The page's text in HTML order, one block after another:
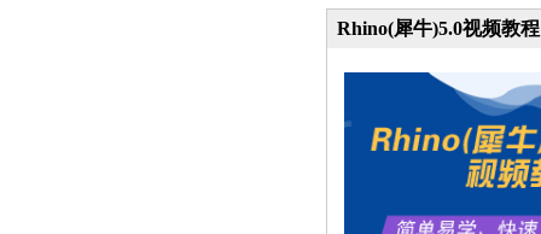
Rhino(犀牛)5.0视频教程